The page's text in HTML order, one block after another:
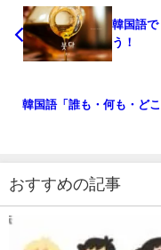
韓国語で
う！
韓国語「誰も・何も・ど
おすすめの記事